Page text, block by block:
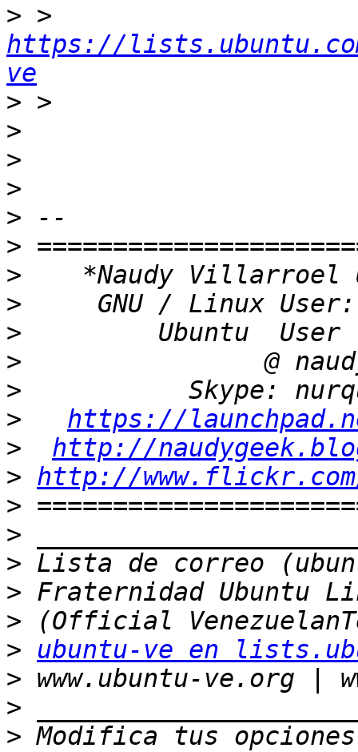
>
https://
ve
>
>
>
>
>
>
>
>
>
>
>
>
https://
>
http://
> http://
>
>
>
>
>
>
ubuntu-ve en
>
>
> Modifica tus